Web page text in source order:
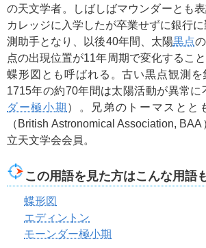
の天文学者。しばしばマウンダーとも
カレッジに入学したが卒業せずに銀行
測助手となり、以後40年間、太陽黒点
点の出現位置が11年周期で変化するこ
蝶形図とも呼ばれる。古い黒点観測
1715年の約70年間は太陽活動が異常
ダー極小期 ）。兄弟のトーマスとと
（British Astronomical Association,
立天文学会会員。
この用語を見た方はこんな用語
蝶形図
エディントン
モーンダー極小期